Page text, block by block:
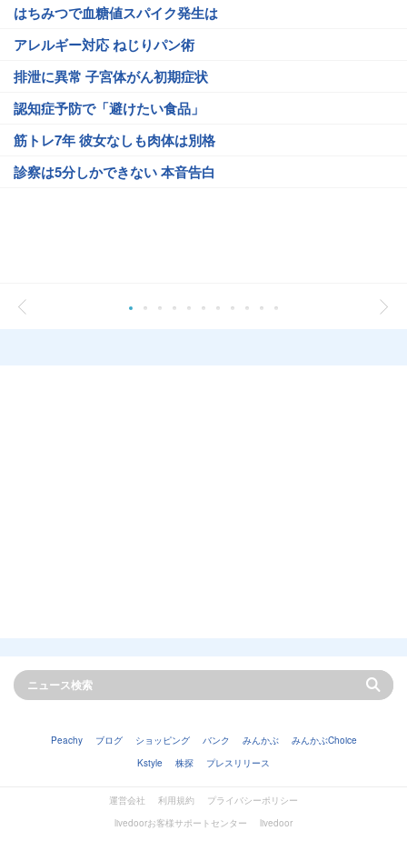
はちみつで血糖値スパイク発生は
アレルギー対応 ねじりパン術
排泄に異常 子宮体がん初期症状
認知症予防で「避けたい食品」
筋トレ7年 彼女なしも肉体は別格
診察は5分しかできない 本音告白
Peachy ブログ ショッピング バンク みんかぶ
みんかぶChoice
Kstyle
株探 プレスリリース
運営会社 利用規約
プライバシーポリシー
livedoorお客様サポートセンター
livedoor